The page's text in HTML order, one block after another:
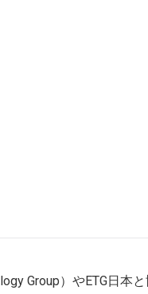
Group）やETG日本と